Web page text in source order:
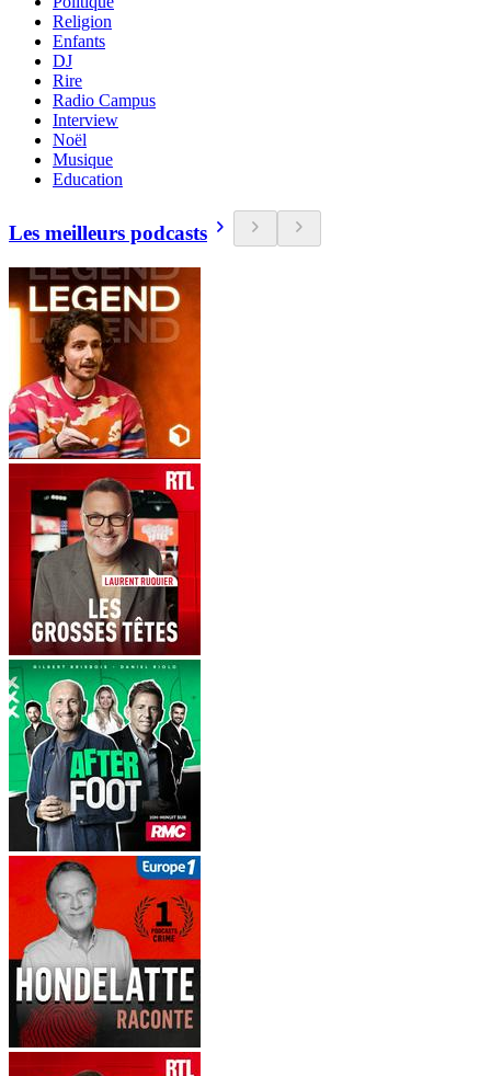
Religion
Enfants
DJ
Rire
Radio Campus
Interview
Noël
Musique
Education
Les meilleurs podcasts